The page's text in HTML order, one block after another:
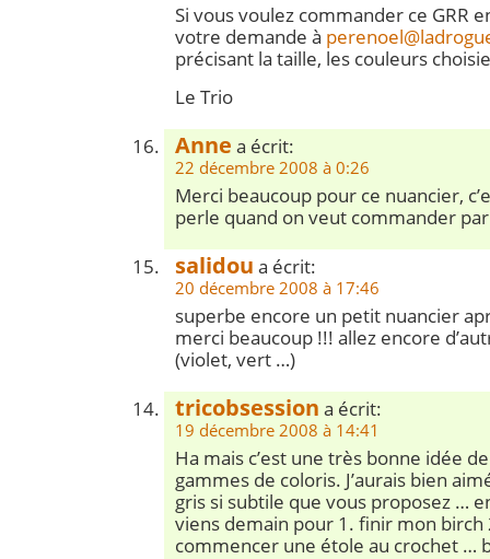
Si vous voulez commander ce GRR
votre demande à
précisant la taille, les couleurs
Le Trio
Anne a écrit:
22 décembre 2008 à 0:26
Merci beaucoup pour ce nuancier,
perle quand on veut commander
salidou a écrit:
20 décembre 2008 à 17:46
superbe encore un petit nuancier
merci beaucoup !!! allez encore
(violet, vert …)
tricobsession a écrit:
19 décembre 2008 à 14:41
Ha mais c’est une très bonne idée
gammes de coloris. J’aurais bien
gris si subtile que vous proposez …
viens demain pour 1. finir mon birch
commencer une étole au crochet …